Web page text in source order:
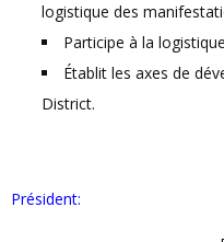
logistique des
Participe à la
Établit les axes de
District.
Président: